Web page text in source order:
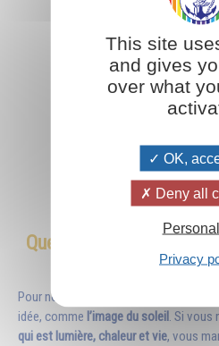
Quelle image peut
?
Pour nous aider, cela peut être aussi
idée, comme l’image du soleil . Si
qui est lumière, chaleur et vie, vous
This site
and gives
over what
OK,
Deny all
Privacy